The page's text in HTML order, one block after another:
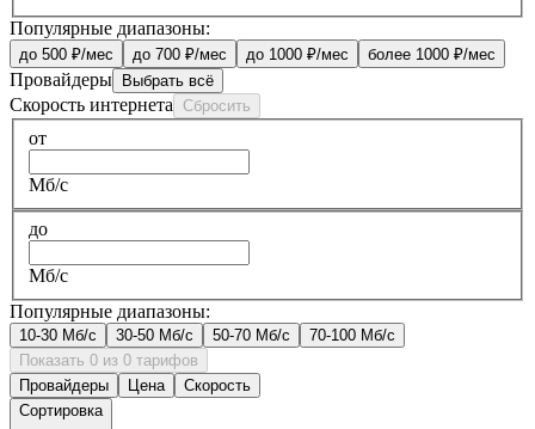
Популярные диапазоны:
до 500 ₽/мес до 700 ₽/мес до 1000 ₽/мес более 1000 ₽/мес
Провайдеры Выбрать всё
Скорость интернета Сбросить
от
Мб/с
до
Мб/с
Популярные диапазоны:
10-30 Мб/с 30-50 Мб/с 50-70 Мб/с
70-100 Мб/с
Показать 0 из 0 тарифов
Провайдеры
Цена
Скорость
Сортировка